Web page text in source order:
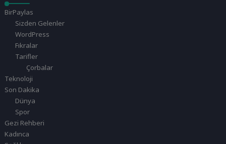
BirPaylas
Sizden Gelenler
WordPress
Fıkralar
Tarifler
Çorbalar
Teknoloji
Son Dakika
Dünya
Spor
Gezi Rehberi
Kadınca